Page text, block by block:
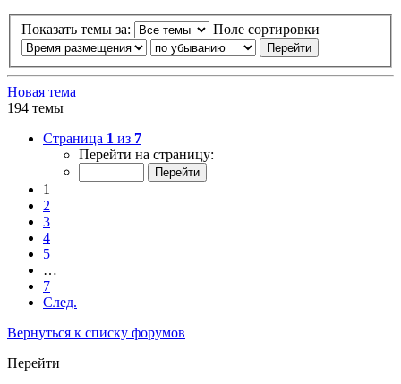
Показать темы за: Поле сортировки
Новая тема
194 темы
Страница 1 из 7
Перейти на страницу:
1
2
3
4
5
…
7
След.
Вернуться к списку форумов
Перейти